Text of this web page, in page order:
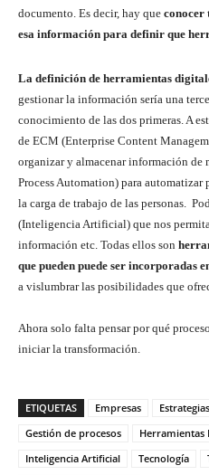
documento. Es decir, hay que conocer
esa información para definir que
La definición de herramientas
gestionar la información sería una
conocimiento de las dos primeras. A
de ECM (Enterprise Content
organizar y almacenar información de
Process Automation) para
la carga de trabajo de las personas.
(Inteligencia Artificial) que nos
información etc. Todas ellos son
que pueden puede ser incorporadas
a vislumbrar las posibilidades que
Ahora solo falta pensar por qué
iniciar la transformación.
ETIQUETAS Empresas Estrategias
Gestión de procesos
Herramientas
Inteligencia Artificial
Tecnología